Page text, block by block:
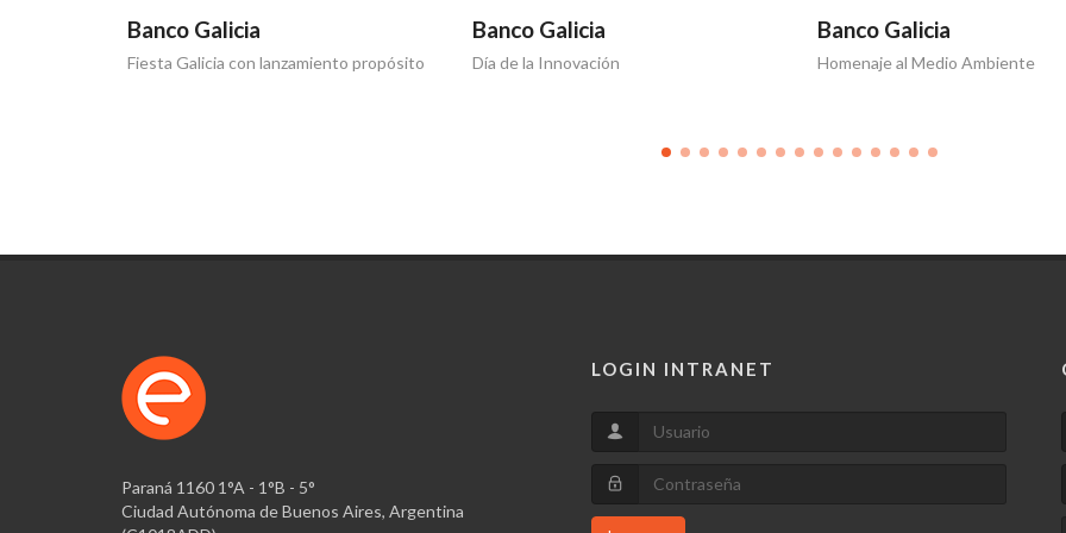
Banco Galicia
Fiesta Galicia con lanzamiento propósito
Banco Galicia
Día de la Innovación
Banco Galicia
Homenaje al Medio Ambiente
Paraná 1160 1°A - 1°B - 5°
Ciudad Autónoma de Buenos Aires, Argentina
LOGIN INTRANET